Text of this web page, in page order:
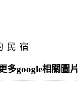
民宿
多google相關圖片